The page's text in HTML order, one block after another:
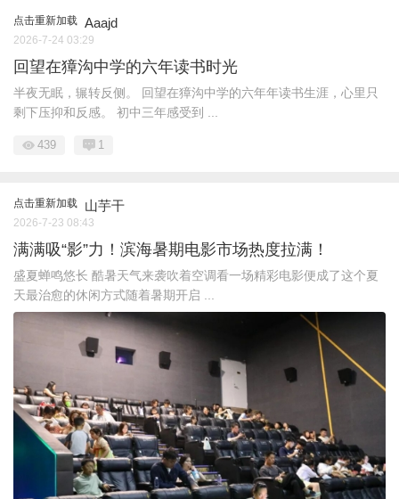
点击重新加载 Aaajd
2026-7-24 03:29
回望在獐沟中学的六年读书时光
半夜无眠，辗转反侧。 回望在獐沟中学的六年年读书生涯，心里只
剩下压抑和反感。 初中三年感受到 ...
439 1
点击重新加载 山芋干
2026-7-23 08:43
满满吸“影”力！滨海暑期电影市场热度拉满！
盛夏蝉鸣悠长 酷暑天气来袭吹着空调看一场精彩电影便成了这个夏
天最治愈的休闲方式随着暑期开启 ...